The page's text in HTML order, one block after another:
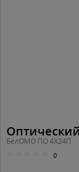
БелОМО ПО 4Х24П
0